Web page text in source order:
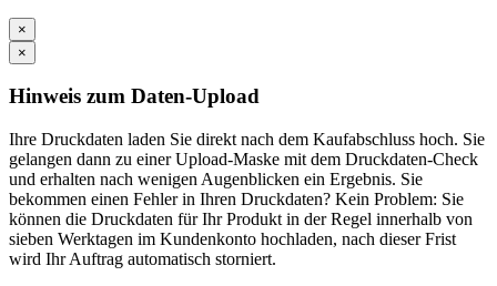
×
×
Hinweis zum Daten-Upload
Ihre Druckdaten laden Sie direkt nach dem Kaufabschluss hoch. Sie
gelangen dann zu einer Upload-Maske mit dem Druckdaten-Check
und erhalten nach wenigen Augenblicken ein Ergebnis. Sie
bekommen einen Fehler in Ihren Druckdaten? Kein Problem: Sie
können die Druckdaten für Ihr Produkt in der Regel innerhalb von
sieben Werktagen im Kundenkonto hochladen, nach dieser Frist
wird Ihr Auftrag automatisch storniert.